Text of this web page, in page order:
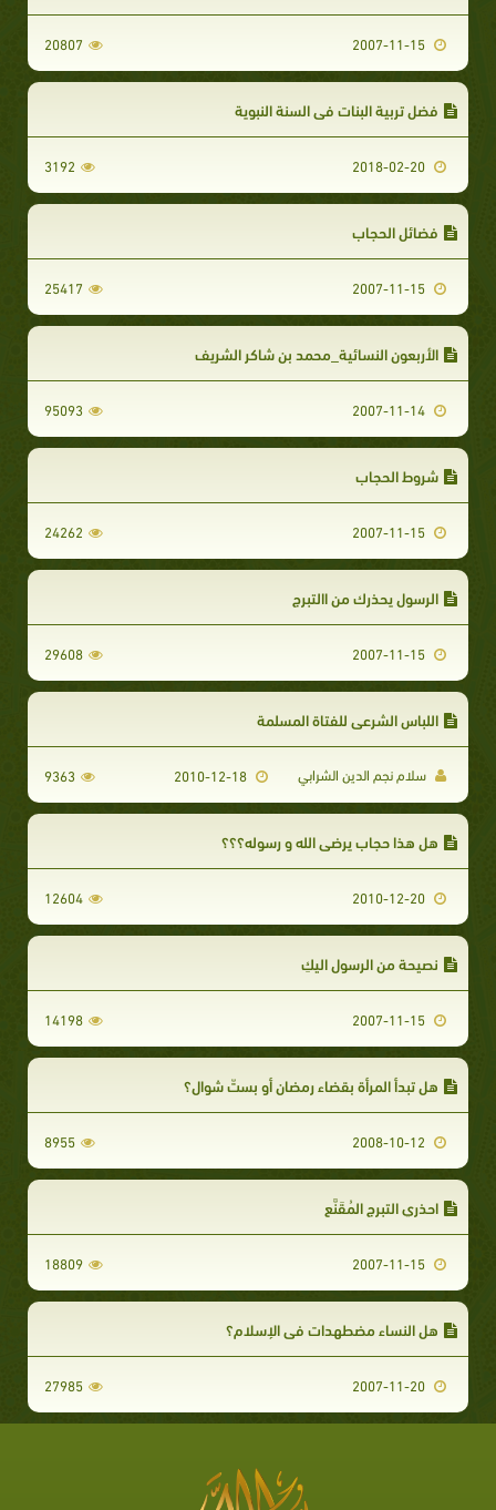
20807
فضل تربية البنات في السنة النبوية
3192
فضائل الحجاب
25417
الأربعون النسائية_محمد بن شاكر الشريف
95093
شروط الحجاب
24262
الرسول يحذرك من االتبرج
29608
اللباس الشرعي للفتاة المسلمة
سلام نجم الدين الشرابي 9363
هل هذا حجاب يرضي الله و رسوله؟‏؟؟
12604
نصيحة من الرسول اليكِ
14198
هل تبدأ المرأة بقضاء رمضان أو بستّ شوال؟
8955
احذري التبرج المُقَنَّع
18809
هل النساء مضطهدات في الإسلام؟
27985